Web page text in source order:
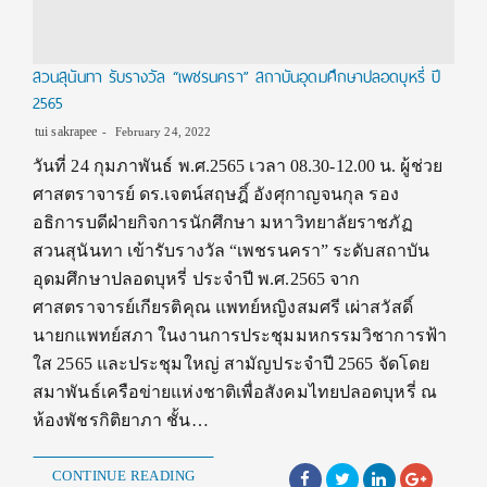
สวนสุนันทา รับรางวัล “เพชรนครา” สถาบันอุดมศึกษาปลอดบุหรี่ ปี
2565
tui sakrapee February 24, 2022
วันที่ 24 กุมภาพันธ์ พ.ศ.2565 เวลา 08.30-12.00 น. ผู้ช่วย
ศาสตราจารย์ ดร.เจตน์สฤษฎิ์ อังศุกาญจนกุล รอง
อธิการบดีฝ่ายกิจการนักศึกษา มหาวิทยาลัยราชภัฏ
สวนสุนันทา เข้ารับรางวัล “เพชรนครา” ระดับสถาบัน
อุดมศึกษาปลอดบุหรี่ ประจำปี พ.ศ.2565 จาก
ศาสตราจารย์เกียรติคุณ แพทย์หญิงสมศรี เผ่าสวัสดิ์
นายกแพทย์สภา ในงานการประชุมมหกรรมวิชาการฟ้า
ใส 2565 และประชุมใหญ่ สามัญประจำปี 2565 จัดโดย
สมาพันธ์เครือข่ายแห่งชาติเพื่อสังคมไทยปลอดบุหรี่ ณ
ห้องพัชรกิติยาภา ชั้น…
CONTINUE READING